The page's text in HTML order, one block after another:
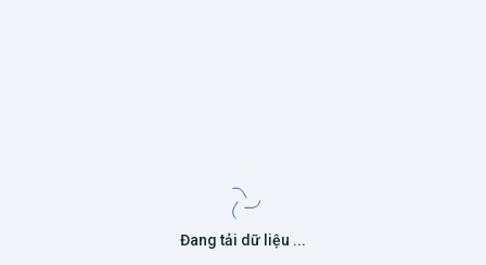
Đang tải dữ liệu ...